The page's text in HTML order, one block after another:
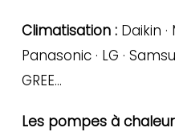
Climatisation :Daikin ·
Panasonic · LG ·
GREE…
Les pompes à chaleur